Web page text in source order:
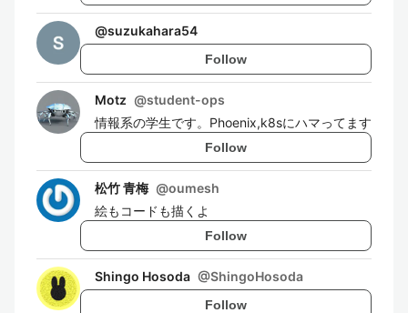
@suzukahara54
Follow
Motz @student-ops
情報系の学生です。Phoenix,k8sにハマってます
Follow
松竹 青梅 @oumesh
絵もコードも描くよ
Follow
Shingo Hosoda @ShingoHosoda
Follow